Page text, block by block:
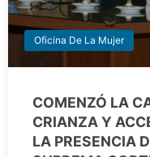
Oficina De La Mujer
COMENZÓ LA
CRIANZA Y
LA PRESENCIA